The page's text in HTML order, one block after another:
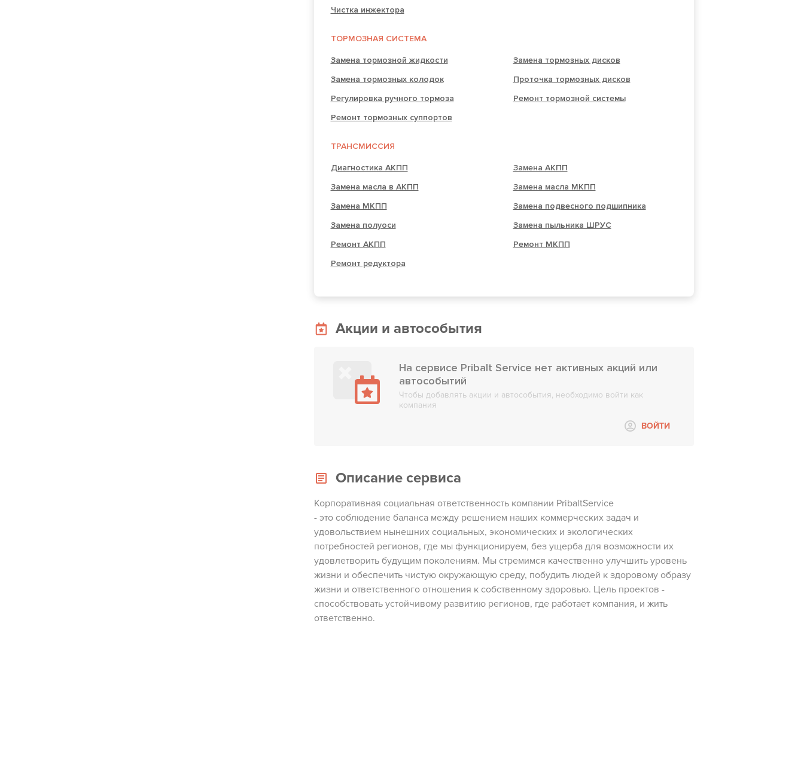
Чистка инжектора
ТОРМОЗНАЯ СИСТЕМА
Замена тормозной жидкости
Замена тормозных дисков
Замена тормозных колодок
Проточка тормозных дисков
Регулировка ручного тормоза
Ремонт тормозной системы
Ремонт тормозных суппортов
ТРАНСМИССИЯ
Диагностика АКПП
Замена АКПП
Замена масла в АКПП
Замена масла МКПП
Замена МКПП
Замена подвесного подшипника
Замена полуоси
Замена пыльника ШРУС
Ремонт АКПП
Ремонт МКПП
Ремонт редуктора
Акции и автособытия
На сервисе Pribalt Service нет активных акций или
автособытий
Чтобы добавлять акции и автособытия, необходимо войти как
компания
ВОЙТИ
Описание сервиса
Корпоративная социальная ответственность компании PribaltService
- это соблюдение баланса между решением наших коммерческих задач и
удовольствием нынешних социальных, экономических и экологических
потребностей регионов, где мы функционируем, без ущерба для возможности их
удовлетворить будущим поколениям. Мы стремимся качественно улучшить уровень
жизни и обеспечить чистую окружающую среду, побудить людей к здоровому образу
жизни и ответственного отношения к собственному здоровью. Цель проектов -
способствовать устойчивому развитию регионов, где работает компания, и жить
ответственно.